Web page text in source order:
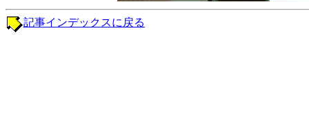
記事インデックスに戻る